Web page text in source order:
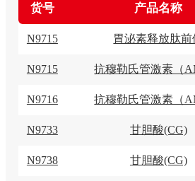
货号 产品名称
N9715 胃泌素释放肽前
N9715 抗穆勒氏管激素（
N9716 抗穆勒氏管激素（
N9733 甘胆酸(CG)
N9738 甘胆酸(CG)